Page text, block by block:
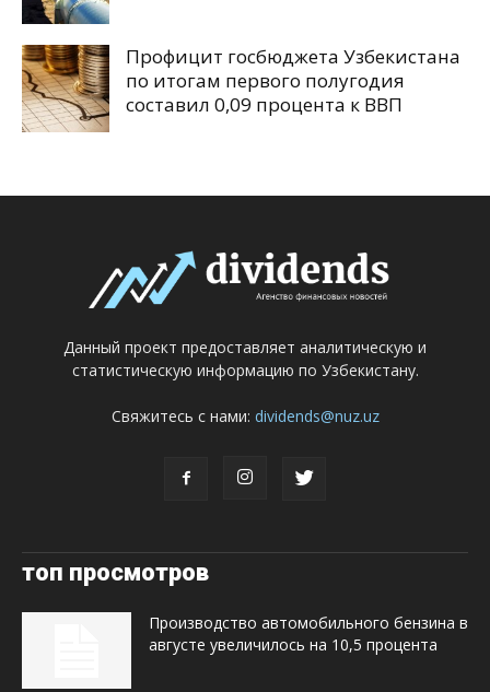
Профицит госбюджета Узбекистана
по итогам первого полугодия
составил 0,09 процента к ВВП
Данный проект предоставляет аналитическую и
статистическую информацию по Узбекистану.
Свяжитесь с нами: dividends@nuz.uz
топ просмотров
Производство автомобильного бензина в
августе увеличилось на 10,5 процента